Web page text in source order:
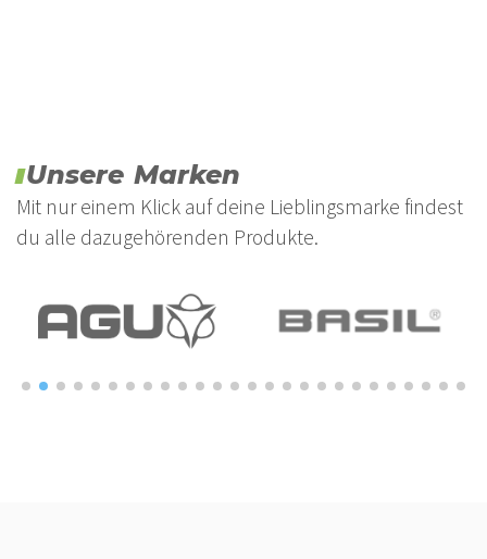
Unsere Marken
Mit nur einem Klick auf deine Lieblingsmarke findest
du alle dazugehörenden Produkte.